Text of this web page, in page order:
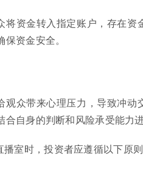
将资金转入指定账户，存在
资金安全。
观众带来心理压力，导致冲
自身的判断和风险承受能力进
室时，投资者应遵循以下原则